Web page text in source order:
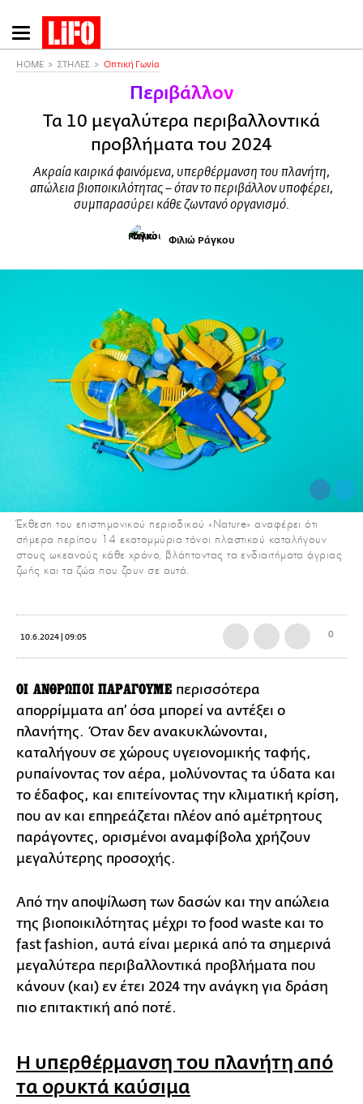
Παράκαμψη
προς
HOME ΣΤΗΛΕΣ Οπτική Γωνία
Περιβάλλον
Τα 10 μεγαλύτερα περιβαλλοντικά
προβλήματα του 2024
Ακραία καιρικά φαινόμενα, υπερθέρμανση του πλανήτη,
απώλεια βιοποικιλότητας – όταν το περιβάλλον υποφέρει,
συμπαρασύρει κάθε ζωντανό οργανισμό.
Φιλιώ Ράγκου
Έκθεση του επιστημονικού περιοδικού «Nature» αναφέρει ότι
σήμερα περίπου 14 εκατομμύρια τόνοι πλαστικού καταλήγουν
στους ωκεανούς κάθε χρόνο, βλάπτοντας τα ενδιαιτήματα άγριας
ζωής και τα ζώα που ζουν σε αυτά.
10.6.2024 | 09:05 0
ΟΙ ΑΝΘΡΩΠΟΙ ΠΑΡΑΓΟΥΜΕ περισσότερα
απορρίμματα απ’ όσα μπορεί να αντέξει ο
πλανήτης. Όταν δεν ανακυκλώνονται,
καταλήγουν σε χώρους υγειονομικής ταφής,
ρυπαίνοντας τον αέρα, μολύνοντας τα ύδατα και
το έδαφος, και επιτείνοντας την κλιματική κρίση,
που αν και επηρεάζεται πλέον από αμέτρητους
παράγοντες, ορισμένοι αναμφίβολα χρήζουν
μεγαλύτερης προσοχής.
Από την αποψίλωση των δασών και την απώλεια
της βιοποικιλότητας μέχρι το food waste και το
fast fashion, αυτά είναι μερικά από τα σημερινά
μεγαλύτερα περιβαλλοντικά προβλήματα που
κάνουν (και) εν έτει 2024 την ανάγκη για δράση
πιο επιτακτική από ποτέ.
Η υπερθέρμανση του πλανήτη από
τα ορυκτά καύσιμα